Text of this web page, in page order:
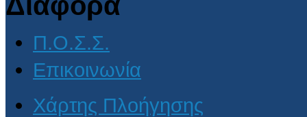
Π.Ο.Σ.Σ.
Επικοινωνία
Χάρτης Πλοήγησης